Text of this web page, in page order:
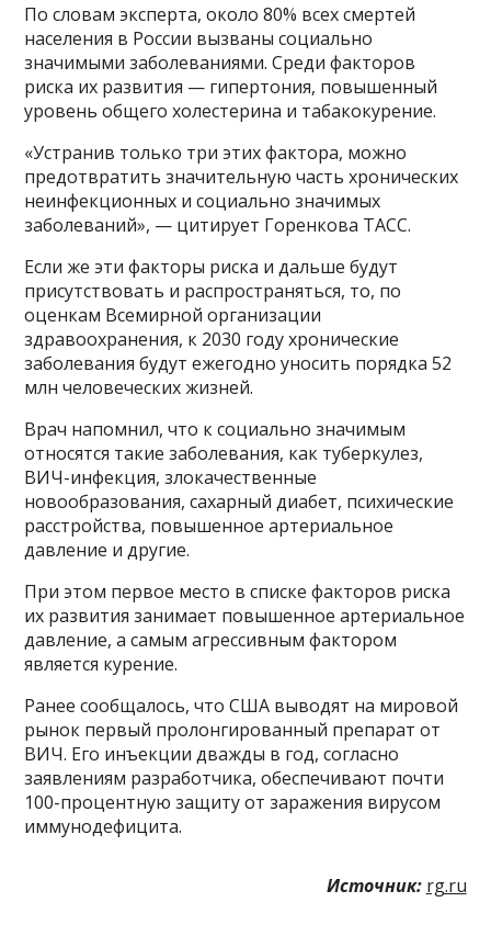
По словам эксперта, около 80% всех смертей
населения в России вызваны социально
значимыми заболеваниями. Среди факторов
риска их развития — гипертония, повышенный
уровень общего холестерина и табакокурение.
«Устранив только три этих фактора, можно
предотвратить значительную часть хронических
неинфекционных и социально значимых
заболеваний», — цитирует Горенкова ТАСС.
Если же эти факторы риска и дальше будут
присутствовать и распространяться, то, по
оценкам Всемирной организации
здравоохранения, к 2030 году хронические
заболевания будут ежегодно уносить порядка 52
млн человеческих жизней.
Врач напомнил, что к социально значимым
относятся такие заболевания, как туберкулез,
ВИЧ-инфекция, злокачественные
новообразования, сахарный диабет, психические
расстройства, повышенное артериальное
давление и другие.
При этом первое место в списке факторов риска
их развития занимает повышенное артериальное
давление, а самым агрессивным фактором
является курение.
Ранее сообщалось, что США выводят на мировой
рынок первый пролонгированный препарат от
ВИЧ. Его инъекции дважды в год, согласно
заявлениям разработчика, обеспечивают почти
100-процентную защиту от заражения вирусом
иммунодефицита.
Источник: rg.ru